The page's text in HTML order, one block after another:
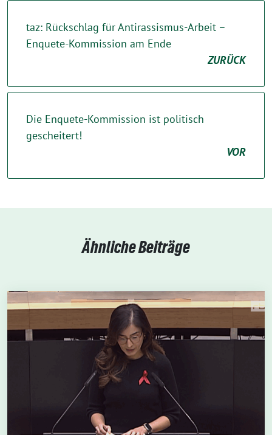
taz: Rückschlag für Antirassismus-Arbeit –
Enquete-Kommission am Ende
ZURÜCK
Die Enquete-Kommission ist politisch
gescheitert!
VOR
Ähnliche Beiträge